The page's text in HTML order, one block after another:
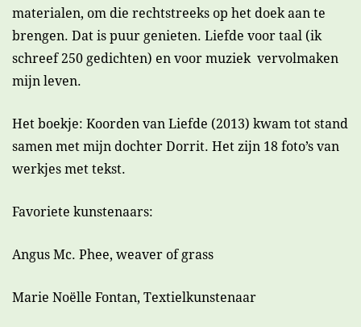
materialen, om die rechtstreeks op het doek aan te
brengen. Dat is puur genieten. Liefde voor taal (ik
schreef 250 gedichten) en voor muziek vervolmaken
mijn leven.
Het boekje: Koorden van Liefde (2013) kwam tot stand
samen met mijn dochter Dorrit. Het zijn 18 foto’s van
werkjes met tekst.
Favoriete kunstenaars:
Angus Mc. Phee, weaver of grass
Marie Noëlle Fontan, Textielkunstenaar